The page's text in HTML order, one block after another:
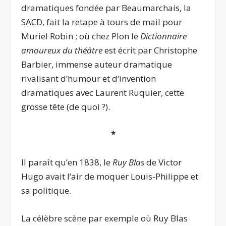
dramatiques fondée par Beaumarchais, la
SACD, fait la retape à tours de mail pour
Muriel Robin ; où chez Plon leDictionnaire
amoureux du théâtreest écrit par Christophe
Barbier, immense auteur dramatique
rivalisant d’humour et d’invention
dramatiques avec Laurent Ruquier, cette
grosse tête (de quoi ?).
*
Il paraît qu’en 1838, leRuy Blasde Victor
Hugo avait l’air de moquer Louis-Philippe et
sa politique.
La célèbre scène par exemple où Ruy Blas